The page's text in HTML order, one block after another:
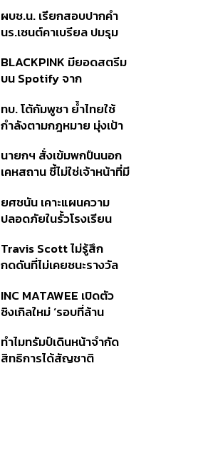
ถามมีต่อไหม นายกฯ ตอบ
‘เดี๋ยวจะพยายาม’
ผบช.น. เรียกสอบปากคำ
นร.เซนต์คาเบรียล ปมรุม
ดำเนินคดีแล้ว
BLACKPINK มียอดสตรีม
บน Spotify จาก
ครั้ง ตลอด 10 ปีที่ผ่านมา
ทบ. โต้กัมพูชา ย้ำไทยใช้
กำลังตามกฎหมาย มุ่งเป้า
หายไทยไม่อาจลบด้วย
ข้อมูลบิดเบือน
นายกฯ สั่งเข้มพกปืนนอก
เคหสถาน ชี้ไม่ใช่เจ้าหน้าที่มี
ก่อเหตุ เจ้าของร่วมรับผิด
ยศชนัน เคาะแผนความ
ปลอดภัยในรั้วโรงเรียน
ดูแล-คุมเข้มคัดกรองสิ่ง
ผิดกฎหมาย
Travis Scott ไม่รู้สึก
กดดันที่ไม่เคยชนะรางวัล
แล้ว 10 ครั้ง
INC MATAWEE เปิดตัว
ซิงเกิลใหม่ ‘รอบที่ล้าน
มาแสดงในมิวสิกวิดีโอ
ทำไมทรัมป์เดินหน้าจำกัด
สิทธิการได้สัญชาติ